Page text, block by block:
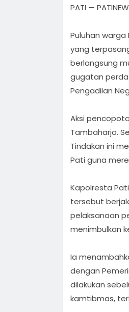
PATI —
Puluhan
yang
berlangsung
gugatan
Pengadilan
Aksi
Tambaharjo.
Tindakan ini
Pati guna
Kapolresta
tersebut
pelaksanaan
menimbulkan
Ia
dengan
dilakukan
kamtibmas,